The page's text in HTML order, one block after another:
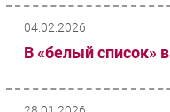
04.02.2026
В «белый список»